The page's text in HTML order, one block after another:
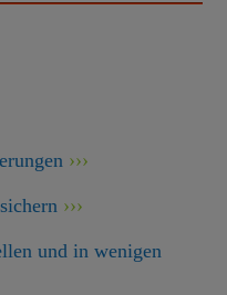
und in wenigen